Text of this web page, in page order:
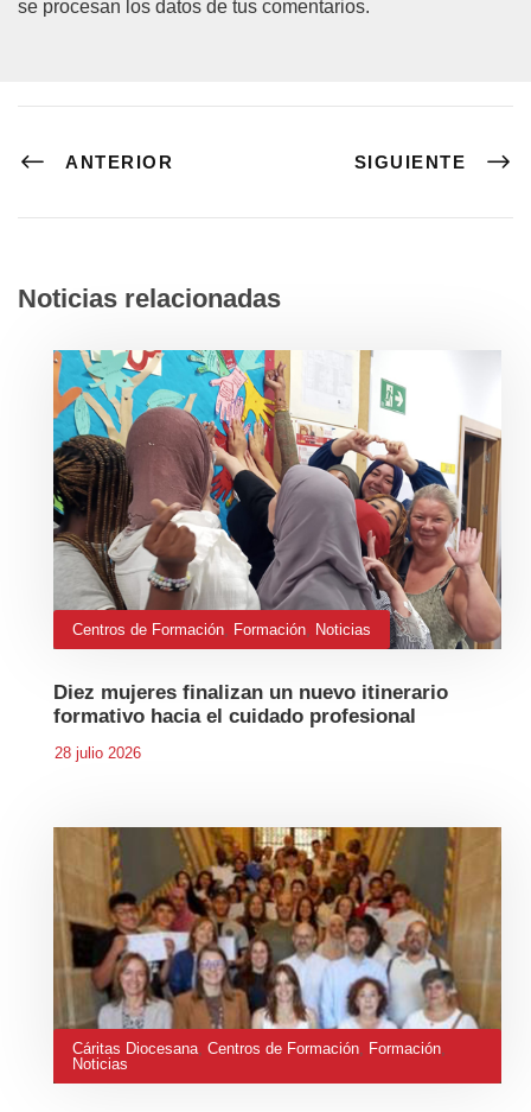
se procesan los datos de tus comentarios.
ANTERIOR SIGUIENTE
Noticias relacionadas
Centros de Formación Formación Noticias
Diez mujeres finalizan un nuevo itinerario
formativo hacia el cuidado profesional
28 julio 2026
Cáritas Diocesana Centros de Formación Formación
Noticias